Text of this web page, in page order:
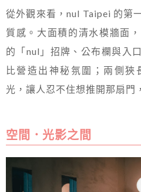
從外觀來看，nul Taipei 的第
質感。大面積的清水模牆面
的「nul」招牌、公布欄與入
比營造出神秘氛圍；兩側狹
光，讓人忍不住想推開那扇門
空間．光影之間